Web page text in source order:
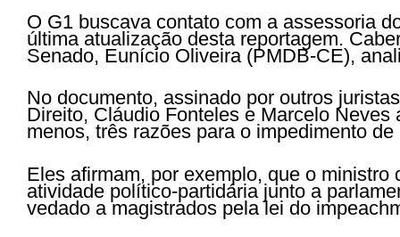
O G1 buscava contato com a assessoria
última atualização desta reportagem.
Senado, Eunício Oliveira (PMDB-CE),
No documento, assinado por outros
Direito, Cláudio Fonteles e Marcelo Neves
menos, três razões para o impedimento de
Eles afirmam, por exemplo, que o ministro
atividade político-partidária junto a
vedado a magistrados pela lei do